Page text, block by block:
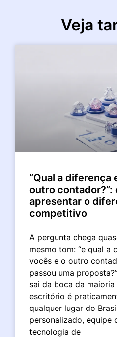
Veja
“Qual a diferença
outro contador?”:
apresentar o
competitivo
A pergunta chega
mesmo tom: “e qual a
vocês e o outro
passou uma
sai da boca da
escritório é
qualquer lugar do
personalizado, equipe
tecnologia de